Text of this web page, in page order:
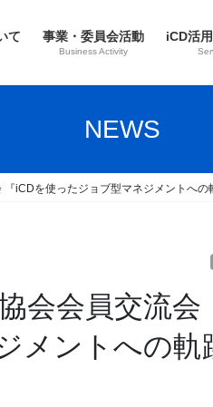
て 事業・委員会活動
Business Activity
iCD活
NEWS
iCDを使ったジョブ型マネジメントへの
会会員交流会
メントへの軌